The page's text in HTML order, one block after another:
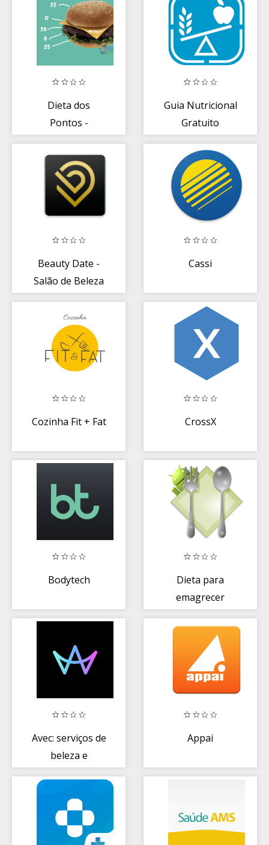
Dieta dos
Pontos -
Guia Nutricional
Gratuito
Beauty Date -
Salão de Beleza
Cassi
Cozinha Fit + Fat CrossX
Bodytech
Dieta para
emagrecer
Avec: serviços de
beleza e
Appai